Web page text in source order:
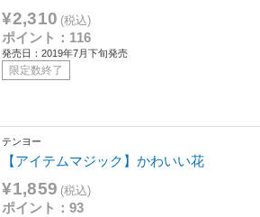
¥2,310 (税込)
ポイント：116
発売日：2019年7月下旬発売
限定数終了
テンヨー
【アイテムマジック】かわいい花
¥1,859 (税込)
ポイント：93